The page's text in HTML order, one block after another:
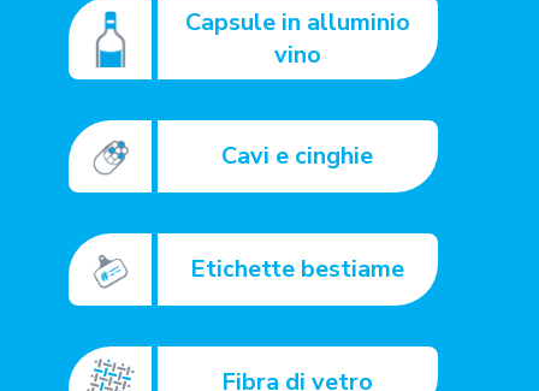
Capsule in alluminio
vino
Cavi e cinghie
Etichette bestiame
Fibra di vetro